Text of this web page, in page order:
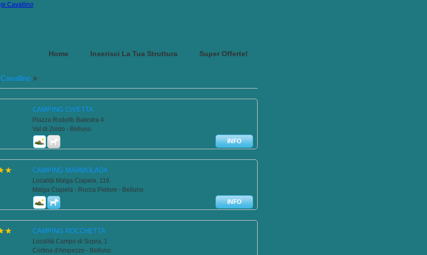
Home Inserisci La Tua Struttura Super Offerte!
Cavallino»
CAMPING CIVETTA
Piazza Rodolfo Balestra 4
Val di Zoldo - Belluno
INFO
CAMPING MARMOLADA
Località Malga Ciapela, 116
Malga Ciapela - Rocca Pietore - Belluno
INFO
CAMPING ROCCHETTA
Località Campo di Sopra, 1
Cortina d'Ampezzo - Belluno